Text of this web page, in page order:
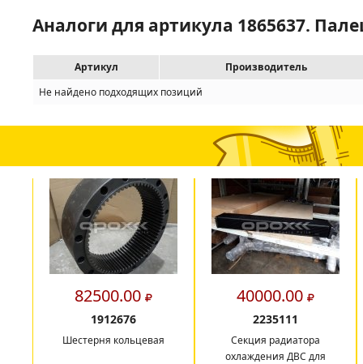
Аналоги для артикула 1865637.
Артикул
Производитель
Не найдено подходящих позиций
82500.00
1912676
Шестерня кольцевая
40000.00
2235111
Секция радиатора
охлаждения ДВС для